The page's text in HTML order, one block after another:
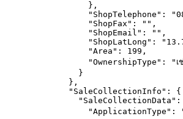
},
"ShopTelephone" : "
"ShopFax" : "" ,
"ShopEmail" : "" ,
"ShopLatLong" : "
"Area" : 199 ,
"OwnershipType" : "
}
},
"SaleCollectionInfo" : {
"SaleCollectionData" :
"ApplicationType" :